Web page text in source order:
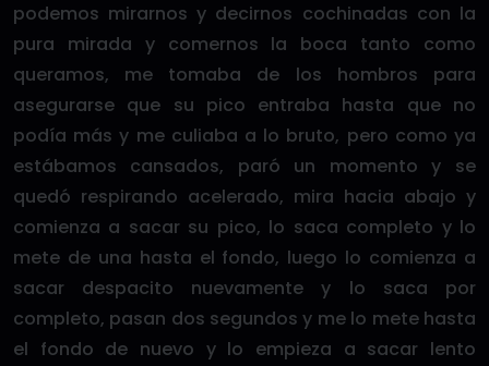
podemos mirarnos y decirnos cochinadas con la
pura mirada y comernos la boca tanto como
queramos, me tomaba de los hombros para
asegurarse que su pico entraba hasta que no
podía más y me culiaba a lo bruto, pero como ya
estábamos cansados, paró un momento y se
quedó respirando acelerado, mira hacia abajo y
comienza a sacar su pico, lo saca completo y lo
mete de una hasta el fondo, luego lo comienza a
sacar despacito nuevamente y lo saca por
completo, pasan dos segundos y me lo mete hasta
el fondo de nuevo y lo empieza a sacar lento